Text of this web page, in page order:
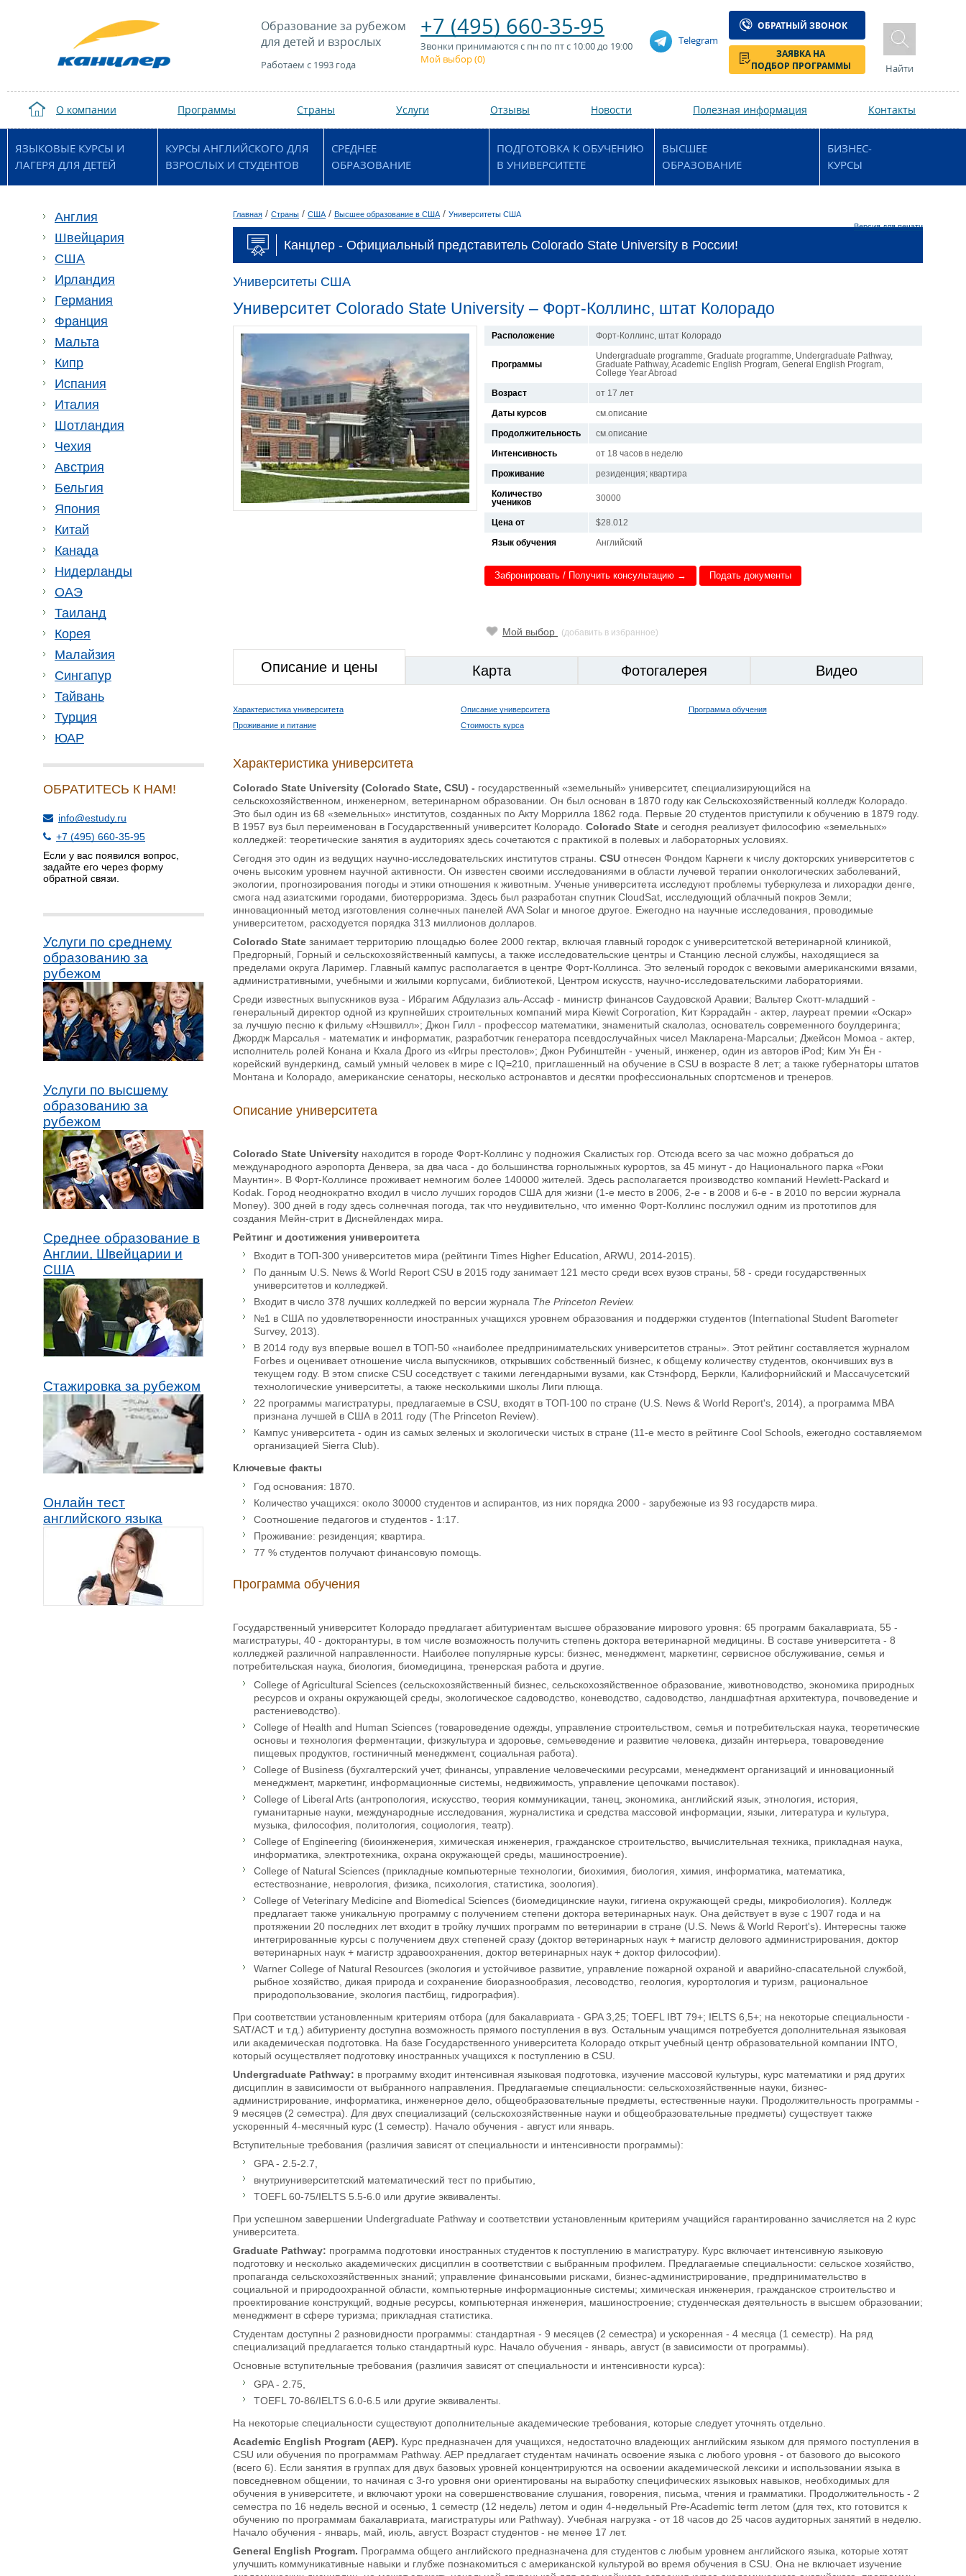
Образование за рубежом
для детей и взрослых
Работаем с 1993 года
+7 (495) 660-35-95
Звонки принимаются с пн по пт с 10:00 до 19:00
Мой выбор (0)
Telegram
ОБРАТНЫЙ ЗВОНОК
ЗАЯВКА НА
ПОДБОР ПРОГРАММЫ
Найти
О компании Программы Страны Услуги Отзывы Новости Полезная информация Контакты
ЯЗЫКОВЫЕ КУРСЫ И
ЛАГЕРЯ ДЛЯ ДЕТЕЙ
КУРСЫ АНГЛИЙСКОГО ДЛЯ
ВЗРОСЛЫХ И СТУДЕНТОВ
СРЕДНЕЕ
ОБРАЗОВАНИЕ
ПОДГОТОВКА К ОБУЧЕНИЮ
В УНИВЕРСИТЕТЕ
ВЫСШЕЕ
ОБРАЗОВАНИЕ
БИЗНЕС-
КУРСЫ
Англия
Швейцария
США
Ирландия
Германия
Франция
Мальта
Кипр
Испания
Италия
Шотландия
Чехия
Австрия
Бельгия
Япония
Китай
Канада
Нидерланды
ОАЭ
Таиланд
Корея
Малайзия
Сингапур
Тайвань
Турция
ЮАР
ОБРАТИТЕСЬ К НАМ!
info@estudy.ru
+7 (495) 660-35-95
Если у вас появился вопрос,
задайте его через форму
обратной связи.
Услуги по среднему
образованию за
рубежом
Услуги по высшему
образованию за
рубежом
Среднее образование в
Англии, Швейцарии и
США
Стажировка за рубежом
Онлайн тест
английского языка
Главная / Страны / США / Высшее образование в США / Университеты США
Версия для печати
Канцлер - Официальный представитель Colorado State University в России!
Университеты США
Университет Colorado State University – Форт-Коллинс, штат Колорадо
Расположение Форт-Коллинс, штат Колорадо
Программы
Undergraduate programme, Graduate programme, Undergraduate Pathway,
Graduate Pathway, Academic English Program, General English Program,
College Year Abroad
Возраст
от 17 лет
Даты курсов
см.описание
Продолжительность
см.описание
Интенсивность
от 18 часов в неделю
Проживание
резиденция; квартира
Количество
учеников
30000
Цена от
$28.012
Язык обучения
Английский
Забронировать / Получить консультацию → Подать документы
Мой выбор (добавить в избранное)
Описание и цены Карта Фотогалерея Видео
Характеристика университета Описание университета
Программа обучения
Проживание и питание
Стоимость курса
Характеристика университета
Colorado State University (Colorado State, CSU) - государственный «земельный» университет, специализирующийся на
сельскохозяйственном, инженерном, ветеринарном образовании. Он был основан в 1870 году как Сельскохозяйственный колледж Колорадо.
Это был один из 68 «земельных» институтов, созданных по Акту Моррилла 1862 года. Первые 20 студентов приступили к обучению в 1879 году.
В 1957 вуз был переименован в Государственный университет Колорадо. Colorado State и сегодня реализует философию «земельных»
колледжей: теоретические занятия в аудиториях здесь сочетаются с практикой в полевых и лабораторных условиях.
Сегодня это один из ведущих научно-исследовательских институтов страны. CSU отнесен Фондом Карнеги к числу докторских университетов с
очень высоким уровнем научной активности. Он известен своими исследованиями в области лучевой терапии онкологических заболеваний,
экологии, прогнозирования погоды и этики отношения к животным. Ученые университета исследуют проблемы туберкулеза и лихорадки денге,
смога над азиатскими городами, биотерроризма. Здесь был разработан спутник CloudSat, исследующий облачный покров Земли;
инновационный метод изготовления солнечных панелей AVA Solar и многое другое. Ежегодно на научные исследования, проводимые
университетом, расходуется порядка 313 миллионов долларов.
Colorado State занимает территорию площадью более 2000 гектар, включая главный городок с университетской ветеринарной клиникой,
Предгорный, Горный и сельскохозяйственный кампусы, а также исследовательские центры и Станцию лесной службы, находящиеся за
пределами округа Лаример. Главный кампус располагается в центре Форт-Коллинса. Это зеленый городок с вековыми американскими вязами,
административными, учебными и жилыми корпусами, библиотекой, Центром искусств, научно-исследовательскими лабораториями.
Среди известных выпускников вуза - Ибрагим Абдулазиз аль-Ассаф - министр финансов Саудовской Аравии; Вальтер Скотт-младший -
генеральный директор одной из крупнейших строительных компаний мира Kiewit Corporation, Кит Кэррадайн - актер, лауреат премии «Оскар»
за лучшую песню к фильму «Нэшвилл»; Джон Гилл - профессор математики, знаменитый скалолаз, основатель современного боулдеринга;
Джордж Марсалья - математик и информатик, разработчик генератора псевдослучайных чисел Макларена-Марсальи; Джейсон Момоа - актер,
исполнитель ролей Конана и Кхала Дрого из «Игры престолов»; Джон Рубинштейн - ученый, инженер, один из авторов iPod; Ким Ун Ён -
корейский вундеркинд, самый умный человек в мире с IQ=210, приглашенный на обучение в CSU в возрасте 8 лет; а также губернаторы штатов
Монтана и Колорадо, американские сенаторы, несколько астронавтов и десятки профессиональных спортсменов и тренеров.
Описание университета
Colorado State University находится в городе Форт-Коллинс у подножия Скалистых гор. Отсюда всего за час можно добраться до
международного аэропорта Денвера, за два часа - до большинства горнолыжных курортов, за 45 минут - до Национального парка «Роки
Маунтин». В Форт-Коллинсе проживает немногим более 140000 жителей. Здесь располагается производство компаний Hewlett-Packard и
Kodak. Город неоднократно входил в число лучших городов США для жизни (1-е место в 2006, 2-е - в 2008 и 6-е - в 2010 по версии журнала
Money). 300 дней в году здесь солнечная погода, так что неудивительно, что именно Форт-Коллинс послужил одним из прототипов для
создания Мейн-стрит в Диснейлендах мира.
Рейтинг и достижения университета
Входит в ТОП-300 университетов мира (рейтинги Times Higher Education, ARWU, 2014-2015).
По данным U.S. News & World Report CSU в 2015 году занимает 121 место среди всех вузов страны, 58 - среди государственных
университетов и колледжей.
Входит в число 378 лучших колледжей по версии журнала The Princeton Review.
№1 в США по удовлетворенности иностранных учащихся уровнем образования и поддержки студентов (International Student Barometer
Survey, 2013).
В 2014 году вуз впервые вошел в ТОП-50 «наиболее предпринимательских университетов страны». Этот рейтинг составляется журналом
Forbes и оценивает отношение числа выпускников, открывших собственный бизнес, к общему количеству студентов, окончивших вуз в
текущем году. В этом списке CSU соседствует с такими легендарными вузами, как Стэнфорд, Беркли, Калифорнийский и Массачусетский
технологические университеты, а также несколькими школы Лиги плюща.
22 программы магистратуры, предлагаемые в CSU, входят в ТОП-100 по стране (U.S. News & World Report's, 2014), а программа MBA
признана лучшей в США в 2011 году (The Princeton Review).
Кампус университета - один из самых зеленых и экологически чистых в стране (11-е место в рейтинге Cool Schools, ежегодно составляемом
организацией Sierra Club).
Ключевые факты
Год основания: 1870.
Количество учащихся: около 30000 студентов и аспирантов, из них порядка 2000 - зарубежные из 93 государств мира.
Соотношение педагогов и студентов - 1:17.
Проживание: резиденция; квартира.
77 % студентов получают финансовую помощь.
Программа обучения
Государственный университет Колорадо предлагает абитуриентам высшее образование мирового уровня: 65 программ бакалавриата, 55 -
магистратуры, 40 - докторантуры, в том числе возможность получить степень доктора ветеринарной медицины. В составе университета - 8
колледжей различной направленности. Наиболее популярные курсы: бизнес, менеджмент, маркетинг, сервисное обслуживание, семья и
потребительская наука, биология, биомедицина, тренерская работа и другие.
College of Agricultural Sciences (сельскохозяйственный бизнес, сельскохозяйственное образование, животноводство, экономика природных
ресурсов и охраны окружающей среды, экологическое садоводство, коневодство, садоводство, ландшафтная архитектура, почвоведение и
растениеводство).
College of Health and Human Sciences (товароведение одежды, управление строительством, семья и потребительская наука, теоретические
основы и технология ферментации, физкультура и здоровье, семьеведение и развитие человека, дизайн интерьера, товароведение
пищевых продуктов, гостиничный менеджмент, социальная работа).
College of Business (бухгалтерский учет, финансы, управление человеческими ресурсами, менеджмент организаций и инновационный
менеджмент, маркетинг, информационные системы, недвижимость, управление цепочками поставок).
College of Liberal Arts (антропология, искусство, теория коммуникации, танец, экономика, английский язык, этнология, история,
гуманитарные науки, международные исследования, журналистика и средства массовой информации, языки, литература и культура,
музыка, философия, политология, социология, театр).
College of Engineering (биоинженерия, химическая инженерия, гражданское строительство, вычислительная техника, прикладная наука,
информатика, электротехника, охрана окружающей среды, машиностроение).
College of Natural Sciences (прикладные компьютерные технологии, биохимия, биология, химия, информатика, математика,
естествознание, неврология, физика, психология, статистика, зоология).
College of Veterinary Medicine and Biomedical Sciences (биомедицинские науки, гигиена окружающей среды, микробиология). Колледж
предлагает также уникальную программу с получением степени доктора ветеринарных наук. Она действует в вузе с 1907 года и на
протяжении 20 последних лет входит в тройку лучших программ по ветеринарии в стране (U.S. News & World Report's). Интересны также
интегрированные курсы с получением двух степеней сразу (доктор ветеринарных наук + магистр делового администрирования, доктор
ветеринарных наук + магистр здравоохранения, доктор ветеринарных наук + доктор философии).
Warner College of Natural Resources (экология и устойчивое развитие, управление пожарной охраной и аварийно-спасательной службой,
рыбное хозяйство, дикая природа и сохранение биоразнообразия, лесоводство, геология, курортология и туризм, рациональное
природопользование, экология пастбищ, гидрография).
При соответствии установленным критериям отбора (для бакалавриата - GPA 3,25; TOEFL IBT 79+; IELTS 6,5+; на некоторые специальности -
SAT/ACT и т.д.) абитуриенту доступна возможность прямого поступления в вуз. Остальным учащимся потребуется дополнительная языковая
или академическая подготовка. На базе Государственного университета Колорадо открыт учебный центр образовательной компании INTO,
который осуществляет подготовку иностранных учащихся к поступлению в CSU.
Undergraduate Pathway: в программу входит интенсивная языковая подготовка, изучение массовой культуры, курс математики и ряд других
дисциплин в зависимости от выбранного направления. Предлагаемые специальности: сельскохозяйственные науки, бизнес-
администрирование, информатика, инженерное дело, общеобразовательные предметы, естественные науки. Продолжительность программы -
9 месяцев (2 семестра). Для двух специализаций (сельскохозяйственные науки и общеобразовательные предметы) существует также
ускоренный 4-месячный курс (1 семестр). Начало обучения - август или январь.
Вступительные требования (различия зависят от специальности и интенсивности программы):
GPA - 2.5-2.7,
внутриуниверситетский математический тест по прибытию,
TOEFL 60-75/IELTS 5.5-6.0 или другие эквиваленты.
При успешном завершении Undergraduate Pathway и соответствии установленным критериям учащийся гарантированно зачисляется на 2 курс
университета.
Graduate Pathway: программа подготовки иностранных студентов к поступлению в магистратуру. Курс включает интенсивную языковую
подготовку и несколько академических дисциплин в соответствии с выбранным профилем. Предлагаемые специальности: сельское хозяйство,
пропаганда сельскохозяйственных знаний; управление финансовыми рисками, бизнес-администрирование, предпринимательство в
социальной и природоохранной области, компьютерные информационные системы; химическая инженерия, гражданское строительство и
проектирование конструкций, водные ресурсы, компьютерная инженерия, машиностроение; студенческая деятельность в высшем образовании;
менеджмент в сфере туризма; прикладная статистика.
Студентам доступны 2 разновидности программы: стандартная - 9 месяцев (2 семестра) и ускоренная - 4 месяца (1 семестр). На ряд
специализаций предлагается только стандартный курс. Начало обучения - январь, август (в зависимости от программы).
Основные вступительные требования (различия зависят от специальности и интенсивности курса):
GPA - 2.75,
TOEFL 70-86/IELTS 6.0-6.5 или другие эквиваленты.
На некоторые специальности существуют дополнительные академические требования, которые следует уточнять отдельно.
Academic English Program (AEP). Курс предназначен для учащихся, недостаточно владеющих английским языком для прямого поступления в
CSU или обучения по программам Pathway. AEP предлагает студентам начинать освоение языка с любого уровня - от базового до высокого
(всего 6). Если занятия в группах для двух базовых уровней концентрируются на освоении академической лексики и использовании языка в
повседневном общении, то начиная с 3-го уровня они ориентированы на выработку специфических языковых навыков, необходимых для
обучения в университете, и включают уроки на совершенствование слушания, говорения, письма, чтения и грамматики. Продолжительность - 2
семестра по 16 недель весной и осенью, 1 семестр (12 недель) летом и один 4-недельный Pre-Academic term летом (для тех, кто готовится к
обучению по программам бакалавриата, магистратуры или Pathway). Учебная нагрузка - от 18 часов до 25 часов аудиторных занятий в неделю.
Начало обучения - январь, май, июль, август. Возраст студентов - не менее 17 лет.
General English Program. Программа общего английского предназначена для студентов с любым уровнем английского языка, которые хотят
улучшить коммуникативные навыки и глубже познакомиться с американской культурой во время обучения в CSU. Она не включает изучение